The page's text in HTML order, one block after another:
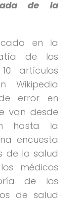
de la
en la
de los
artículos
Wikipedia
error en
van desde
hasta la
encuesta
de la salud
médicos
de los
de salud